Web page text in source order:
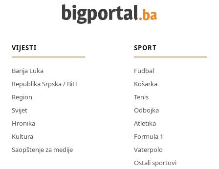
VIJESTI
Banja Luka
Republika Srpska / BiH
Region
Svijet
Hronika
Kultura
Saopštenje za medije
SPORT
Fudbal
Košarka
Tenis
Odbojka
Atletika
Formula 1
Vaterpolo
Ostali sportovi